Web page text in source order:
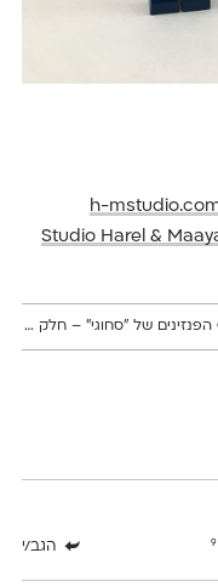
h-
Studio Harel &
אוסף הפנזינים של ״סחוגי״ – חלק ב׳: האוסף קורם עור וגידים
הגב/י